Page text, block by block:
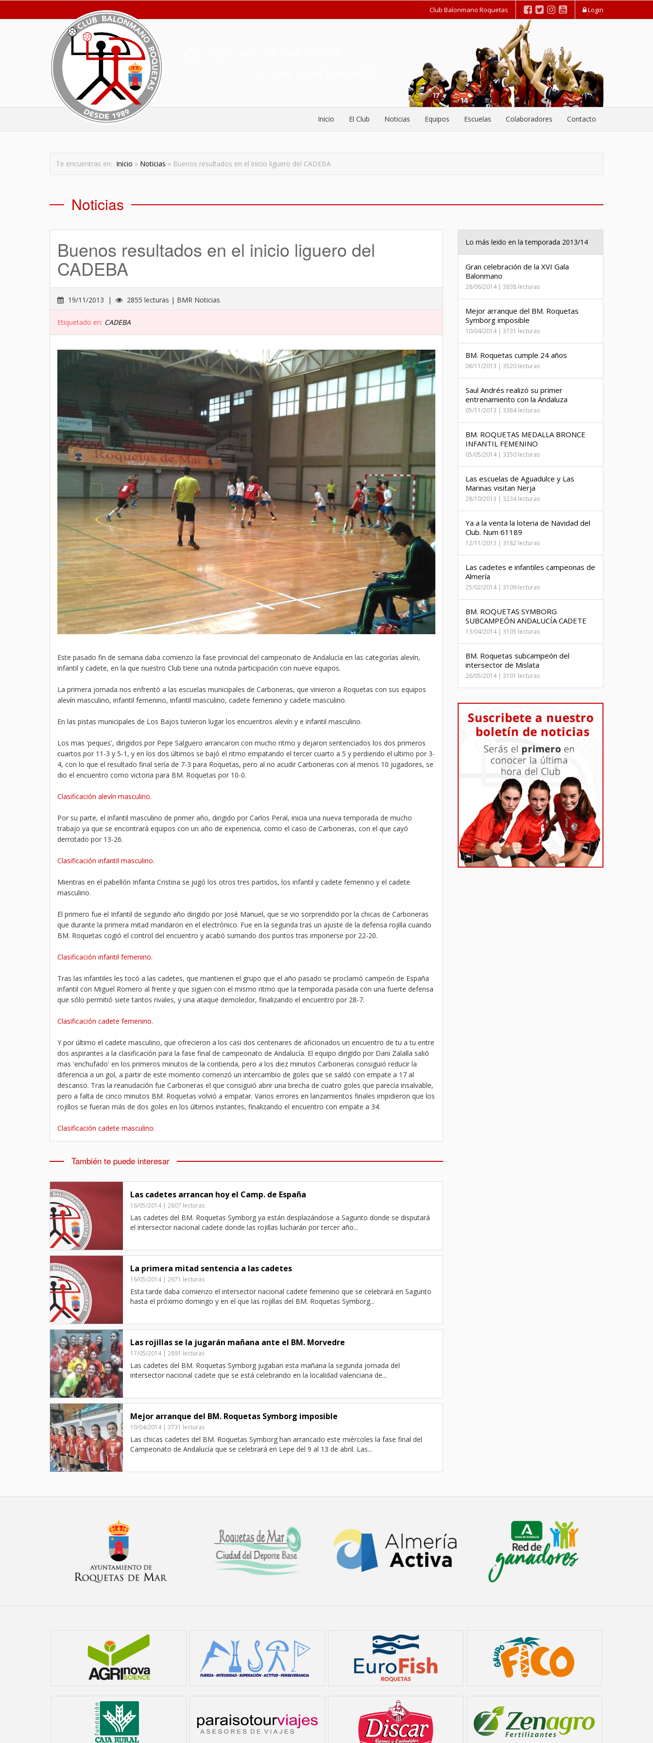
Login
Club Balonmano Roquetas
Inicio El Club Noticias Equipos Escuelas Colaboradores Contacto
Te encuentras en: Inicio » Noticias » Buenos resultados en el inicio liguero del CADEBA
Noticias
Buenos resultados en el inicio liguero del
CADEBA
19/11/2013 | 2855 lecturas | BMR Noticias
Etiquetado en: CADEBA
Este pasado fin de semana daba comienzo la fase provincial del campeonato de Andalucía en las categorías alevín,
infantil y cadete, en la que nuestro Club tiene una nutrida participación con nueve equipos.
La primera jornada nos enfrentó a las escuelas municipales de Carboneras, que vinieron a Roquetas con sus equipos
alevín masculino, infantil femenino, infantil masculino, cadete femenino y cadete masculino.
En las pistas municipales de Los Bajos tuvieron lugar los encuentros alevín y e infantil masculino.
Los mas 'peques', dirigidos por Pepe Salguero arrancaron con mucho ritmo y dejaron sentenciados los dos primeros
cuartos por 11-3 y 5-1, y en los dos últimos se bajó el ritmo empatando el tercer cuarto a 5 y perdiendo el ultimo por 3-
4, con lo que el resultado final sería de 7-3 para Roquetas, pero al no acudir Carboneras con al menos 10 jugadores, se
dio el encuentro como victoria para BM. Roquetas por 10-0.
Clasificación alevín masculino.
Por su parte, el infantil masculino de primer año, dirigido por Carlos Peral, inicia una nueva temporada de mucho
trabajo ya que se encontrará equipos con un año de experiencia, como el caso de Carboneras, con el que cayó
derrotado por 13-26.
Clasificación infantil masculino.
Mientras en el pabellón Infanta Cristina se jugó los otros tres partidos, los infantil y cadete femenino y el cadete
masculino.
El primero fue el Infantil de segundo año dirigido por José Manuel, que se vio sorprendido por la chicas de Carboneras
que durante la primera mitad mandaron en el electrónico. Fue en la segunda tras un ajuste de la defensa rojilla cuando
BM. Roquetas cogió el control del encuentro y acabó sumando dos puntos tras imponerse por 22-20.
Clasificación infantil femenino.
Tras las infantiles les tocó a las cadetes, que mantienen el grupo que el año pasado se proclamó campeón de España
infantil con Miguel Romero al frente y que siguen con el mismo ritmo que la temporada pasada con una fuerte defensa
que sólo permitió siete tantos rivales, y una ataque demoledor, finalizando el encuentro por 28-7.
Clasificación cadete femenino.
Y por último el cadete masculino, que ofrecieron a los casi dos centenares de aficionados un encuentro de tu a tu entre
dos aspirantes a la clasificación para la fase final de campeonato de Andalucía. El equipo dirigido por Dani Zalalla salió
mas 'enchufado' en los primeros minutos de la contienda, pero a los diez minutos Carboneras consiguió reducir la
diferencia a un gol, a partir de este momento comenzó un intercambio de goles que se saldó con empate a 17 al
descanso. Tras la reanudación fue Carboneras el que consiguió abrir una brecha de cuatro goles que parecía insalvable,
pero a falta de cinco minutos BM. Roquetas volvió a empatar. Varios errores en lanzamientos finales impidieron que los
rojillos se fueran más de dos goles en los últimos instantes, finalizando el encuentro con empate a 34.
Clasificación cadete masculino.
También te puede interesar
Las cadetes arrancan hoy el Camp. de España
16/05/2014 | 2807 lecturas
Las cadetes del BM. Roquetas Symborg ya están desplazándose a Sagunto donde se disputará
el intersector nacional cadete donde las rojillas lucharán por tercer año...
La primera mitad sentencia a las cadetes
16/05/2014 | 2671 lecturas
Esta tarde daba comienzo el intersector nacional cadete femenino que se celebrará en Sagunto
hasta el próximo domingo y en el que las rojillas del BM. Roquetas Symborg...
Las rojillas se la jugarán mañana ante el BM. Morvedre
17/05/2014 | 2891 lecturas
Las cadetes del BM. Roquetas Symborg jugaban esta mañana la segunda jornada del
intersector nacional cadete que se está celebrando en la localidad valenciana de...
Mejor arranque del BM. Roquetas Symborg imposible
10/04/2014 | 3731 lecturas
Las chicas cadetes del BM. Roquetas Symborg han arrancado este miércoles la fase final del
Campeonato de Andalucía que se celebrará en Lepe del 9 al 13 de abril. Las...
Lo más leido en la temporada 2013/14
Gran celebración de la XVI Gala
Balonmano
28/06/2014 | 3838 lecturas
Mejor arranque del BM. Roquetas
Symborg imposible
10/04/2014 | 3731 lecturas
BM. Roquetas cumple 24 años
06/11/2013 | 3520 lecturas
Saul Andrés realizó su primer
entrenamiento con la Andaluza
05/11/2013 | 3384 lecturas
BM. ROQUETAS MEDALLA BRONCE
INFANTIL FEMENINO
05/05/2014 | 3350 lecturas
Las escuelas de Aguadulce y Las
Marinas visitan Nerja
28/10/2013 | 3234 lecturas
Ya a la venta la loteria de Navidad del
Club. Num 61189
12/11/2013 | 3182 lecturas
Las cadetes e infantiles campeonas de
Almería
25/02/2014 | 3109 lecturas
BM. ROQUETAS SYMBORG
SUBCAMPEÓN ANDALUCÍA CADETE
13/04/2014 | 3105 lecturas
BM. Roquetas subcampeón del
intersector de Mislata
26/05/2014 | 3101 lecturas